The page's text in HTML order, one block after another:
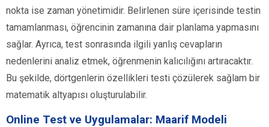
nokta ise zaman yönetimidir. Belirlenen süre içerisinde testin
tamamlanması, öğrencinin zamanına dair planlama yapmasını
sağlar. Ayrıca, test sonrasında ilgili yanlış cevapların
nedenlerini analiz etmek, öğrenmenin kalıcılığını artıracaktır.
Bu şekilde, dörtgenlerin özellikleri testi çözülerek sağlam bir
matematik altyapısı oluşturulabilir.
Online Test ve Uygulamalar: Maarif Modeli